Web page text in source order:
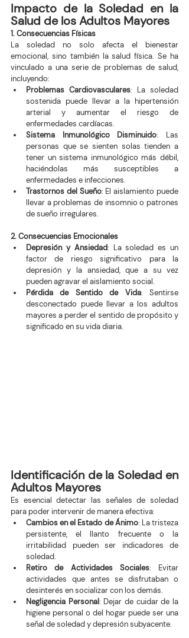
Impacto de la Soledad en la
Salud de los Adultos Mayores
1. Consecuencias Físicas
La soledad no solo afecta el bienestar
emocional, sino también la salud física. Se ha
vinculado a una serie de problemas de salud,
incluyendo:
Problemas Cardiovasculares: La soledad
sostenida puede llevar a la hipertensión
arterial y aumentar el riesgo de
enfermedades cardíacas.
Sistema Inmunológico Disminuido: Las
personas que se sienten solas tienden a
tener un sistema inmunológico más débil,
haciéndolas más susceptibles a
enfermedades e infecciones.
Trastornos del Sueño: El aislamiento puede
llevar a problemas de insomnio o patrones
de sueño irregulares.
2. Consecuencias Emocionales
Depresión y Ansiedad: La soledad es un
factor de riesgo significativo para la
depresión y la ansiedad, que a su vez
pueden agravar el aislamiento social.
Pérdida de Sentido de Vida: Sentirse
desconectado puede llevar a los adultos
mayores a perder el sentido de propósito y
significado en su vida diaria.
Identificación de la Soledad en
Adultos Mayores
Es esencial detectar las señales de soledad
para poder intervenir de manera efectiva:
Cambios en el Estado de Ánimo: La tristeza
persistente, el llanto frecuente o la
irritabilidad pueden ser indicadores de
soledad.
Retiro de Actividades Sociales: Evitar
actividades que antes se disfrutaban o
desinterés en socializar con los demás.
Negligencia Personal: Dejar de cuidar de la
higiene personal o del hogar puede ser una
señal de soledad y depresión subyacente.